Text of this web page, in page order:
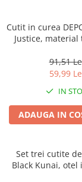
Cutit in curea
Justice, material
91,51
59,99
IN
ADAUGA IN
Set trei cutite
Black Kunai, otel